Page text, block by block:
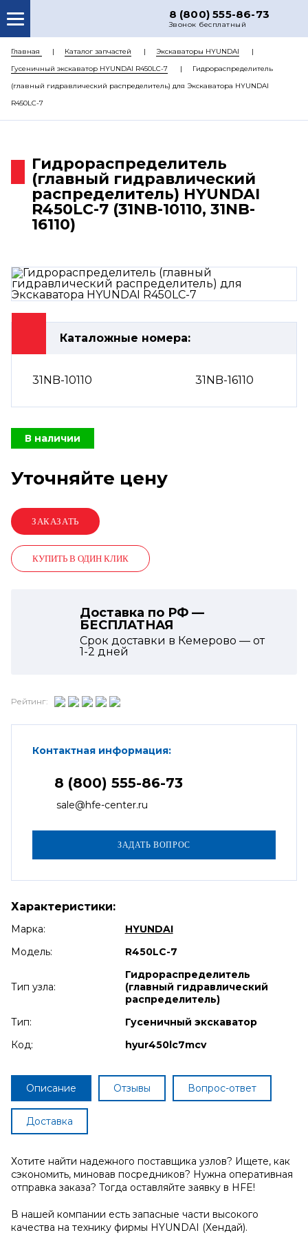
8 (800) 555-86-73
Звонок бесплатный
О НАС
КАТАЛОГ ЗАПЧАСТЕЙ
КОНТАКТЫ
Главная Каталог запчастей
Экскаваторы HYUNDAI
Гусеничный экскаватор HYUNDAI R450LC-7
Гидрораспределитель
(главный гидравлический распределитель) для Экскаватора HYUNDAI
R450LC-7
Гидрораспределитель
(главный гидравлический
распределитель) HYUNDAI
R450LC-7 (31NB-10110, 31NB-
16110)
Каталожные номера:
31NB-10110 31NB-16110
В наличии
Уточняйте цену
КУПИТЬ В ОДИН КЛИК
Доставка по РФ —
БЕСПЛАТНАЯ
Срок доставки в Кемерово — от
1-2 дней
Рейтинг:
Контактная информация:
8 (800) 555-86-73
sale@hfe-center.ru
Характеристики:
Марка:
HYUNDAI
Модель:
R450LC-7
Тип узла:
Гидрораспределитель
(главный гидравлический
распределитель)
Тип:
Гусеничный экскаватор
Код:
hyur450lc7mcv
Описание Отзывы Вопрос-ответ
Доставка
Хотите найти надежного поставщика узлов? Ищете, как
сэкономить, миновав посредников? Нужна оперативная
отправка заказа? Тогда оставляйте заявку в HFE!
В нашей компании есть запасные части высокого
качества на технику фирмы HYUNDAI (Хендай).